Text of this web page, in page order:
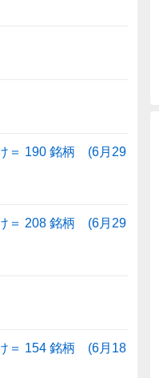
＝ 190 銘柄 (6月29
＝ 208 銘柄 (6月29
＝ 154 銘柄 (6月18